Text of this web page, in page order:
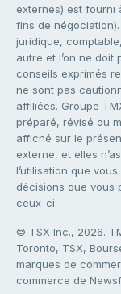
externes) est fourni
fins de
juridique,
autre et l’on ne doit
conseils exprimés
ne sont pas
affiliées. Groupe
préparé, révisé ou
affiché sur le
externe, et elles
l’utilisation que
décisions que vous
ceux-ci.
© TSX Inc., 2026.
Toronto, TSX,
marques de
commerce de